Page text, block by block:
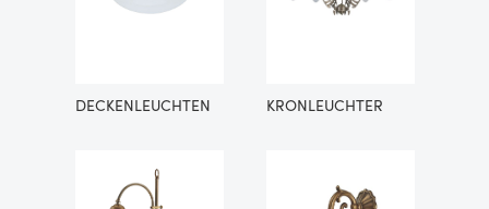
DECKENLEUCHTEN KRONLEUCHTER